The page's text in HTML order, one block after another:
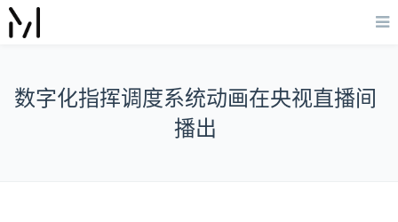
数字化指挥调度系统动画在央视直播间
播出